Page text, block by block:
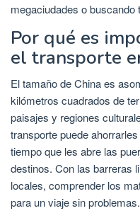
megaciudades o buscando
Por qué es
el transporte
El tamaño de China es
kilómetros cuadrados de
paisajes y regiones
transporte puede
tiempo que les abre las
destinos. Con las barreras
locales, comprender los
para un viaje sin problemas.